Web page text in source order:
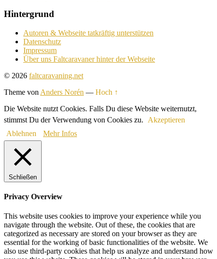
Hintergrund
Autoren & Webseite tatkräftig unterstützen
Datenschutz
Impressum
Über uns Faltcaravaner hinter der Webseite
© 2026 faltcaravaning.net
Theme von Anders Norén — Hoch ↑
Die Website nutzt Cookies. Falls Du diese Website weiternutzt,
stimmst Du der Verwendung von Cookies zu.
Akzeptieren
Ablehnen
Mehr Infos
Schließen
Privacy Overview
This website uses cookies to improve your experience while you
navigate through the website. Out of these, the cookies that are
categorized as necessary are stored on your browser as they are
essential for the working of basic functionalities of the website. We
also use third-party cookies that help us analyze and understand how